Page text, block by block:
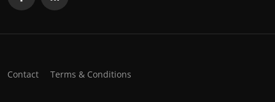
Contact Terms & Conditions